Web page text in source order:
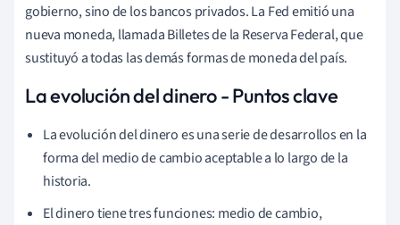
gobierno, sino de los bancos privados. La Fed emitió una
nueva moneda, llamada Billetes de la Reserva Federal, que
sustituyó a todas las demás formas de moneda del país.
La evolución del dinero - Puntos clave
La evolución del dineroes una serie de desarrollos en la
forma del medio de cambio aceptable a lo largo de la
historia.
El dinero tiene tres funciones: medio de cambio,